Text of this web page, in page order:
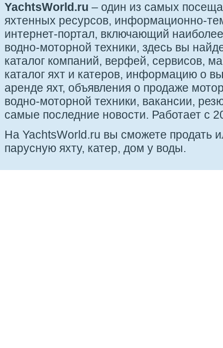
YachtsWorld.ru – один из самых
яхтенных ресурсов, информационно-
интернет-портал, включающий
водно-моторной техники, здесь вы
каталог компаний, верфей, сервисов,
каталог яхт и катеров, информацию о
аренде яхт, объявления о продаже
водно-моторной техники, вакансии,
самые последние новости. Работает с
На YachtsWorld.ru вы сможете продать
парусную яхту, катер, дом у воды.